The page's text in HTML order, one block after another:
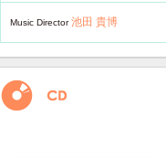
Music Director池田 貴博